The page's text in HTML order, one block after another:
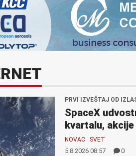
PRVI IZVEŠTAJ OD
SpaceX
kvartalu,
NOVAC SVET
5.8.2026 08:57
0